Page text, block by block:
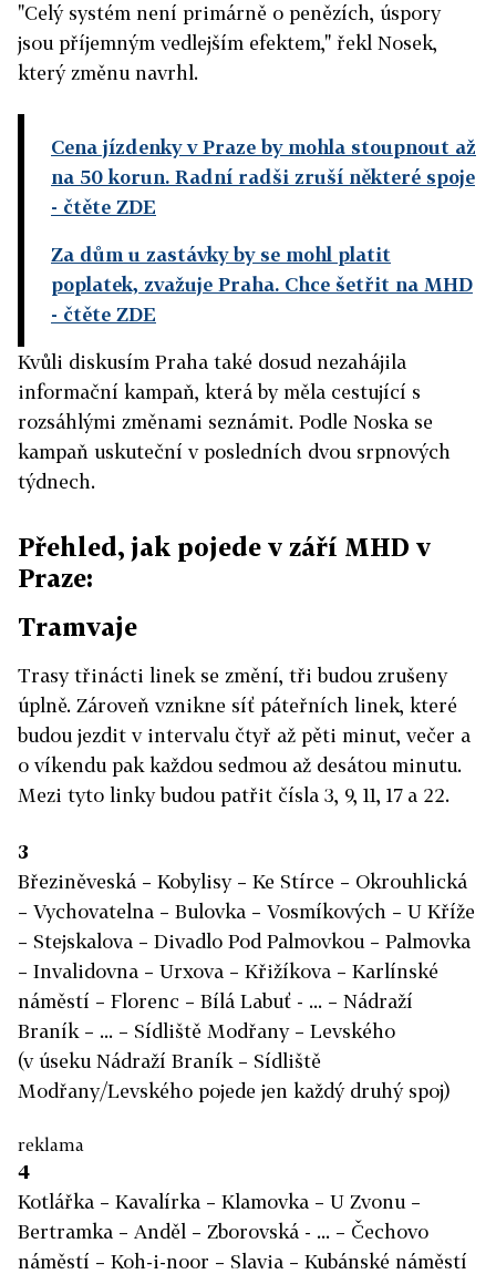
"Celý systém není primárně o penězích, úspory
jsou příjemným vedlejším efektem," řekl Nosek,
který změnu navrhl.
Cena jízdenky v Praze by mohla stoupnout až
na 50 korun. Radní radši zruší některé spoje
- čtěte ZDE
Za dům u zastávky by se mohl platit
poplatek, zvažuje Praha. Chce šetřit na MHD
- čtěte ZDE
Kvůli diskusím Praha také dosud nezahájila
informační kampaň, která by měla cestující s
rozsáhlými změnami seznámit. Podle Noska se
kampaň uskuteční v posledních dvou srpnových
týdnech.
Přehled, jak pojede v září MHD v
Praze:
Tramvaje
Trasy třinácti linek se změní, tři budou zrušeny
úplně. Zároveň vznikne síť páteřních linek, které
budou jezdit v intervalu čtyř až pěti minut, večer a
o víkendu pak každou sedmou až desátou minutu.
Mezi tyto linky budou patřit čísla 3, 9, 11, 17 a 22.
3
Březiněveská – Kobylisy – Ke Stírce – Okrouhlická
– Vychovatelna – Bulovka – Vosmíkových – U Kříže
– Stejskalova – Divadlo Pod Palmovkou – Palmovka
– Invalidovna – Urxova – Křižíkova – Karlínské
náměstí – Florenc – Bílá Labuť - ... – Nádraží
Braník – ... – Sídliště Modřany – Levského
(v úseku Nádraží Braník – Sídliště
Modřany/Levského pojede jen každý druhý spoj)
reklama
4
Kotlářka – Kavalírka – Klamovka – U Zvonu –
Bertramka – Anděl – Zborovská - ... – Čechovo
náměstí – Koh-i-noor – Slavia – Kubánské náměstí